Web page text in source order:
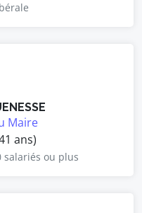
Maire
ans)
salariés ou plus